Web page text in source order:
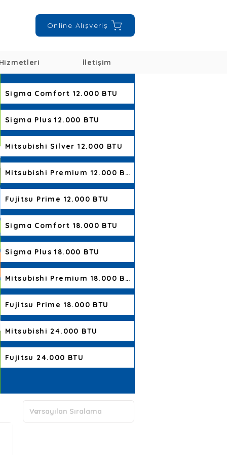
Online Alışveriş
İletişim
Sigma Comfort 12.000 BTU
Sigma Plus 12.000 BTU
Mitsubishi Silver 12.000 BTU
Mitsubishi Premium 12.000 BTU
Fujitsu Prime 12.000 BTU
Sigma Comfort 18.000 BTU
Sigma Plus 18.000 BTU
Mitsubishi Premium 18.000 BTU
Fujitsu Prime 18.000 BTU
Mitsubishi 24.000 BTU
Fujitsu 24.000 BTU